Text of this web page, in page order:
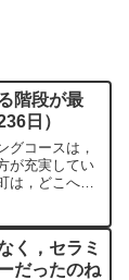
階段が最
日）
グコースは，
が充実してい
は，どこへ出
くできていま
...
く，セラミ
だったのね